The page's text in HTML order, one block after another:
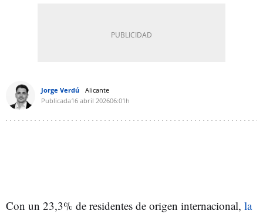
Jorge Verdú
Alicante
Publicada16 abril 202606:01h
Con un 23,3% de residentes de origen internacional, la